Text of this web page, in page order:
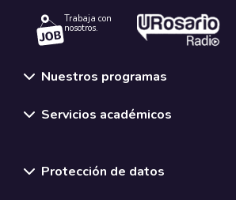
Trabaja con
nosotros.
Nuestros programas
Servicios académicos
Protección de datos